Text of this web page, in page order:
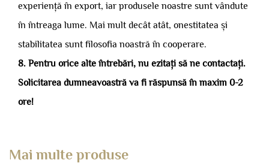
experiență în export, iar produsele noastre sunt vândute
în întreaga lume. Mai mult decât atât, onestitatea și
stabilitatea sunt filosofia noastră în cooperare.
8. Pentru orice alte întrebări, nu ezitați să ne contactați.
Solicitarea dumneavoastră va fi răspunsă în maxim 0-2
ore!
Mai multe produse